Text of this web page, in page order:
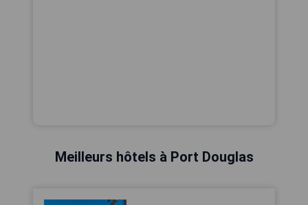
Meilleurs hôtels à Port Douglas